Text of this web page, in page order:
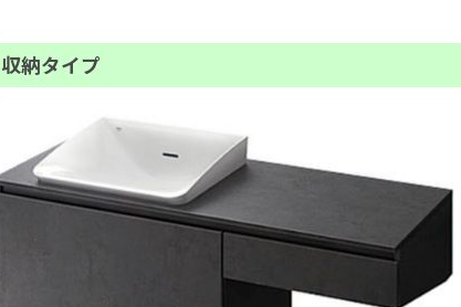
収納タイプ